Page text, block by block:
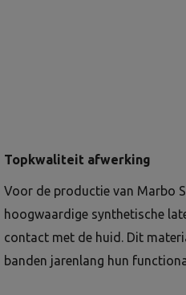
Topkwaliteit afwerking
Voor de productie van Marbo
hoogwaardige synthetische
contact met de huid. Dit
banden jarenlang hun